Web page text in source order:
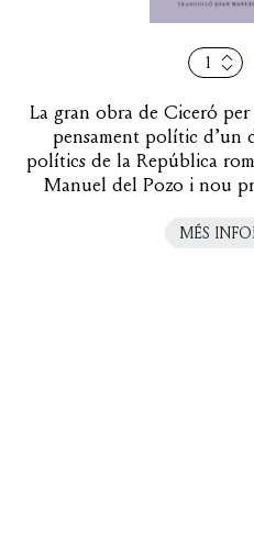
de
La
La gran obra de Ciceró
pensament polític d’un
polítics de la República
Manuel del Pozo i nou
MÉS